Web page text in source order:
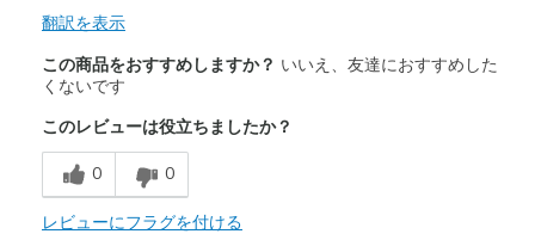
翻訳を表示
この商品をおすすめしますか？ いいえ、友達におすすめした
くないです
このレビューは役立ちましたか？
0 0
レビューにフラグを付ける